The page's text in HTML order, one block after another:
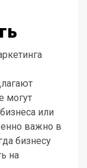
могут
или
важно в
бизнесу
на